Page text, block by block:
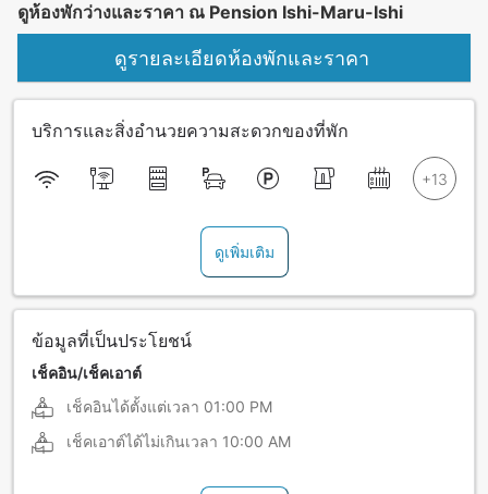
ดูห้องพักว่างและราคา ณ Pension Ishi-Maru-Ishi
ดูรายละเอียดห้องพักและราคา
บริการและสิ่งอำนวยความสะดวกของที่พัก
ดูเพิ่มเติม
ข้อมูลที่เป็นประโยชน์
เช็คอิน/เช็คเอาต์
เช็คอินได้ตั้งแต่เวลา 01:00 PM
เช็คเอาต์ได้ไม่เกินเวลา 10:00 AM